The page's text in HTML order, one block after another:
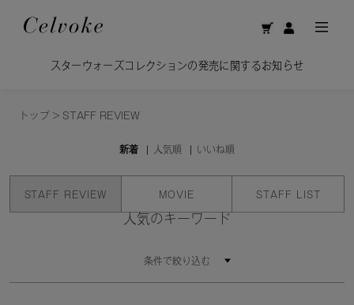
スターウォーズコレクションの発売に関するお知らせ
トップ > STAFF REVIEW
新着 人気順 いいね順
STAFF REVIEW MOVIE STAFF LIST
人気のキーワード
条件で絞り込む